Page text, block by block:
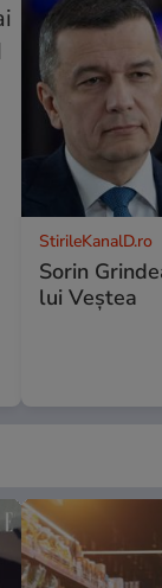
StirileKanalD.ro
Sorin
lui Veștea